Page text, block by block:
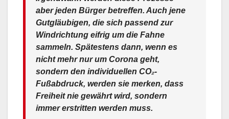
aber jeden Bürger betreffen. Auch jene
Gutgläubigen, die sich passend zur
Windrichtung eifrig um die Fahne
sammeln. Spätestens dann, wenn es
nicht mehr nur um Corona geht,
sondern den individuellen CO₂-
Fußabdruck, werden sie merken, dass
Freiheit nie gewährt wird, sondern
immer erstritten werden muss.